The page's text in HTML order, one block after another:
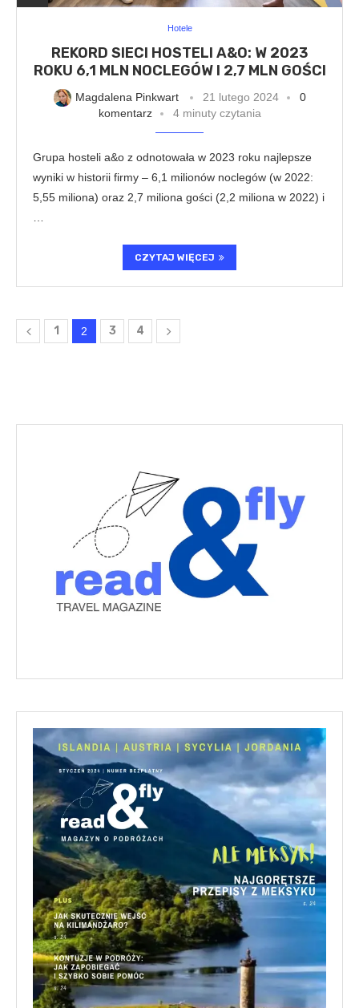
Hotele
REKORD SIECI HOSTELI A&O: W 2023
ROKU 6,1 MLN NOCLEGÓW I 2,7 MLN GOŚCI
Magdalena Pinkwart 21 lutego 2024
0
komentarz
4 minuty czytania
Grupa hosteli a&o z odnotowała w 2023 roku najlepsze
wyniki w historii firmy – 6,1 milionów noclegów (w 2022:
5,55 miliona) oraz 2,7 miliona gości (2,2 miliona w 2022) i
CZYTAJ WIĘCEJ
1 2 3 4